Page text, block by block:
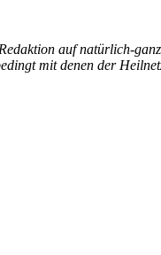
auf natürlich-
mit denen der